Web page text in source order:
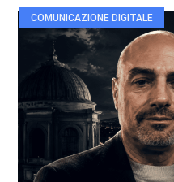
COMUNICAZIONE DIGITALE